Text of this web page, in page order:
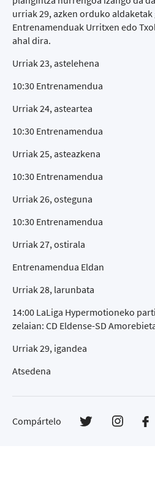
urriak 29, azken orduko aldaketak
Entrenamenduak Urritxen edo
ahal dira.
Urriak 23, astelehena
10:30 Entrenamendua
Urriak 24, asteartea
10:30 Entrenamendua
Urriak 25, asteazkena
10:30 Entrenamendua
Urriak 26, osteguna
10:30 Entrenamendua
Urriak 27, ostirala
Entrenamendua Eldan
Urriak 28, larunbata
14:00 LaLiga Hypermotioneko
zelaian: CD Eldense-SD
Urriak 29, igandea
Atsedena
Compártelo